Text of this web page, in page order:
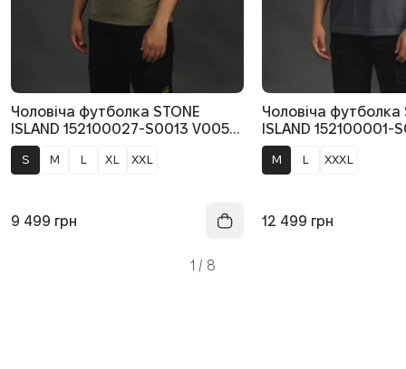
Чоловіча футболка STONE
ISLAND 152100027-S0013 V005G,
колір зелений
S M XL XXL
9 499 грн
Чоловіча футболка
ISLAND 152100001-
колір сірий
M XXXL
12 499 грн
1 / 8